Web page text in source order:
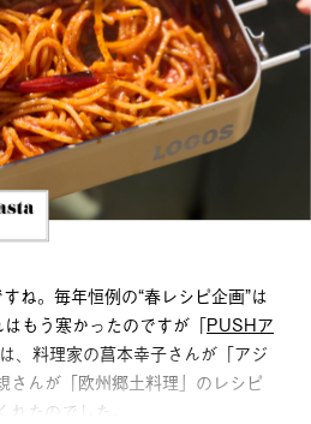
ね。毎年恒例の“春レシピ企画”は
もう寒かったのですが「PUSHア
、料理家の菖本幸子さんが「アジ
さんが「欧州郷土料理」のレシピ
たのでした。